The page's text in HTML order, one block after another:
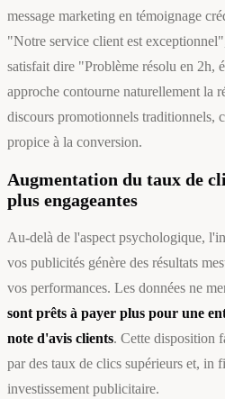
message marketing en témoignage
"Notre service client est
satisfait dire "Problème résolu en 2h,
approche contourne naturellement la
discours promotionnels traditionnels,
propice à la conversion.
Augmentation du taux de
plus engageantes
Au-delà de l'aspect psychologique,
vos publicités génère des résultats
vos performances. Les données ne
sont prêts à payer plus pour une
note d'avis clients. Cette disposition
par des taux de clics supérieurs et, in
investissement publicitaire.